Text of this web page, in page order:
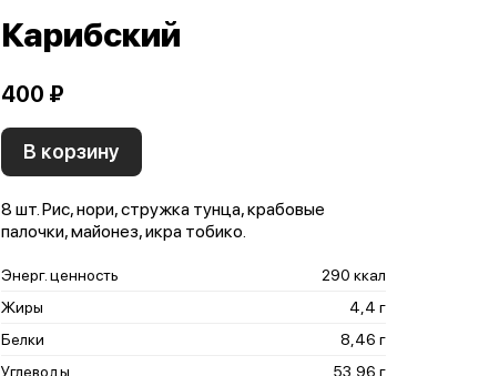
Карибский
400 ₽
В корзину
8 шт. Рис, нори, стружка тунца, крабовые
палочки, майонез, икра тобико.
Энерг. ценность
290 ккал
Жиры
4,4 г
Белки
8,46 г
Углеводы
53,96 г